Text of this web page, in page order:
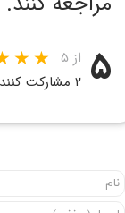
۵ از ۵
۲ مشارکت کننده